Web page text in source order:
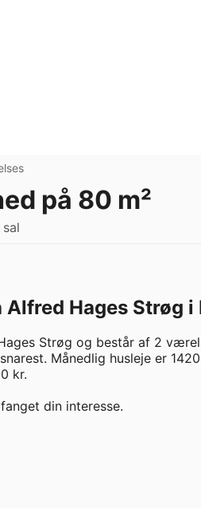
på 80 m²
Hages Strøg i
Strøg og består af 2
Månedlig husleje er
kr.
din interesse.